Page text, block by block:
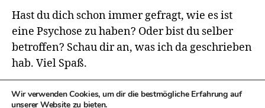
Hast du dich schon immer gefragt, wie es ist
eine Psychose zu haben? Oder bist du selber
betroffen? Schau dir an, was ich da geschrieben
hab. Viel Spaß.
Wir verwenden Cookies, um dir die bestmögliche Erfahrung auf
unserer Website zu bieten.